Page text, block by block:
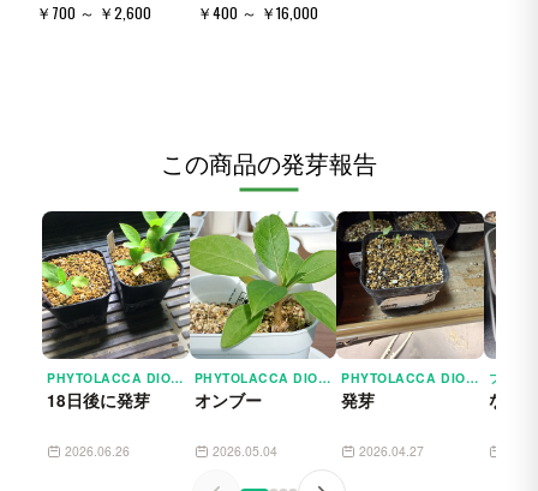
￥700 ～ ￥2,600 ￥400 ～ ￥16,000
この商品の発芽報告
PHYTOLACCA DIOICA (フィトラッカ ディオイカ)
18日後に発芽
2026.06.26
PHYTOLACCA DIOICA (フィトラッカ ディオイカ)
オンブー
2026.05.04
PHYTOLACCA DIOICA (フィトラッカ ディオイカ)
発芽
2026.04.27
なん